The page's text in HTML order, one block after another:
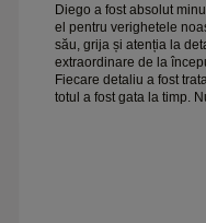
Diego a fost absolut
el pentru verighetele
său, grija și atenția la
extraordinare de la
Fiecare detaliu a fost
totul a fost gata la timp.